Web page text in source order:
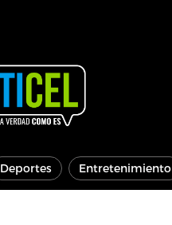
Deportes Entretenimiento